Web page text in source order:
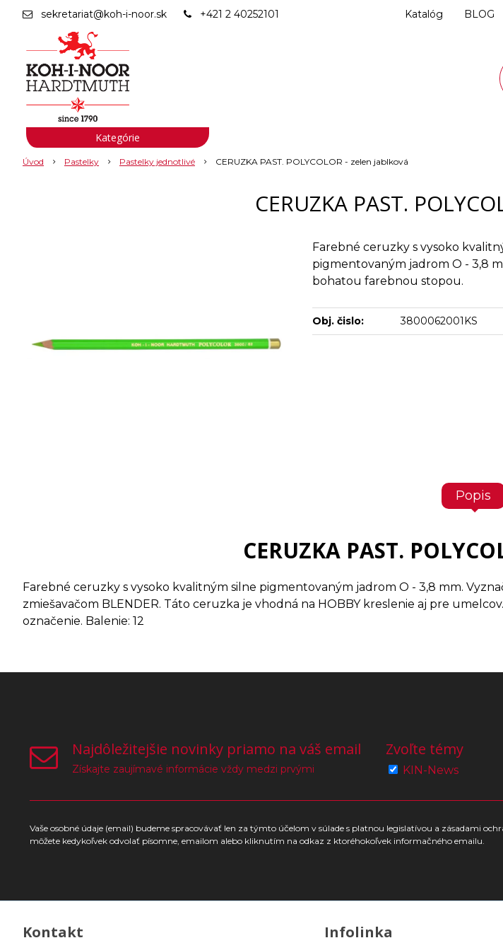
sekretariat@koh-i-noor.sk +421 2 40252101 Katalóg BLOG
Úvod Pastelky Pastelky jednotlivé CERUZKA PAST. POLYCOLOR - zelen jablková
CERUZKA PAST.
Farebné ceruzky s vysoko
pigmentovaným jadrom O - 3,8
bohatou farebnou stopou.
Obj. čislo: 3800062001KS
Popis
CERUZKA PAST.
Farebné ceruzky s vysoko kvalitným silne pigmentovaným jadrom O - 3,8 mm.
zmiešavačom BLENDER. Táto ceruzka je vhodná na HOBBY kreslenie aj pre
označenie. Balenie: 12
Kategórie
Najdôležitejšie novinky priamo na váš email
Získajte zaujímavé informácie vždy medzi prvými
Zvoľte témy
KIN-News
Vaše osobné údaje (email) budeme spracovávať len za týmto účelom v súlade s platnou legislatívou a zásadami
môžete kedykoľvek odvolať písomne, emailom alebo kliknutím na odkaz z ktoréhokoľvek informačného emailu.
Kontakt Infolinka